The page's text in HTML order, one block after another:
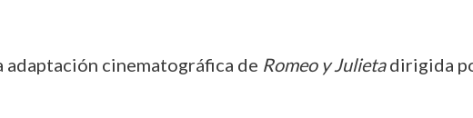
adaptación cinematográfica de Romeo y Julietadirigida